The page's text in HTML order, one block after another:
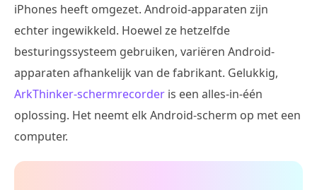
iPhones heeft omgezet. Android-apparaten zijn
echter ingewikkeld. Hoewel ze hetzelfde
besturingssysteem gebruiken, variëren Android-
apparaten afhankelijk van de fabrikant. Gelukkig,
ArkThinker-schermrecorder is een alles-in-één
oplossing. Het neemt elk Android-scherm op met een
computer.